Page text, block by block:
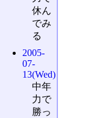
休ん
でみ
る
2005-
07-
13(Wed)
中年
力で
勝っ